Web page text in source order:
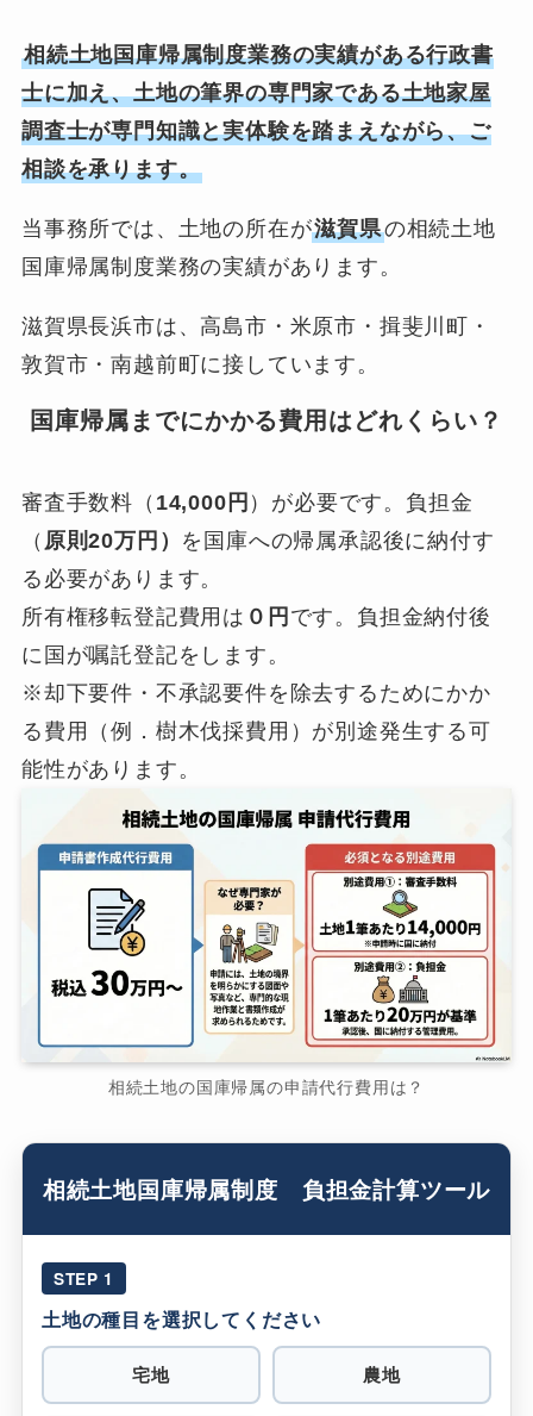
相続土地国庫帰属制度業務の実績がある行政書
士に加え、土地の筆界の専門家である土地家屋
調査士が専門知識と実体験を踏まえながら、ご
相談を承ります。
当事務所では、土地の所在が滋賀県の相続土地
国庫帰属制度業務の実績があります。
滋賀県長浜市は、高島市・米原市・揖斐川町・
敦賀市・南越前町に接しています。
国庫帰属までにかかる費用はどれくらい？
審査手数料（ 14,000円 ）が必要です。負担金
（ 原則20万円） を国庫への帰属承認後に納付す
る必要があります。
所有権移転登記費用は ０円 です。負担金納付後
に国が嘱託登記をします。
※却下要件・不承認要件を除去するためにかか
る費用（例．樹木伐採費用）が別途発生する可
能性があります。
相続土地の国庫帰属の申請代行費用は？
相続土地国庫帰属制度 負担金計算ツール
STEP 1
土地の種目を選択してください
宅地 農地